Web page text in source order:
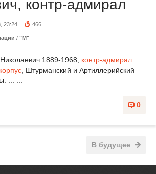
контр-адмирал
23:24 466
/ "М"
1889-1968, контр-адмирал
, Штурманский и Артиллерийский
... ...
0
В будущее